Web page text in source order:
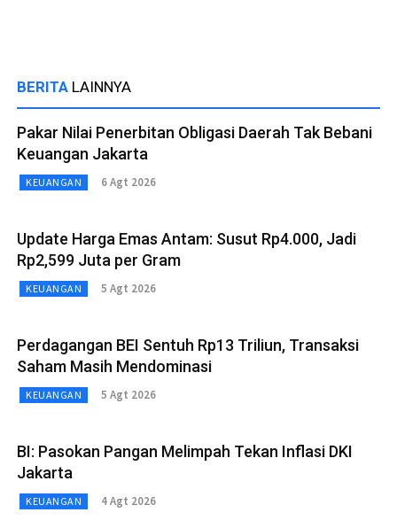
BERITA LAINNYA
Pakar Nilai Penerbitan Obligasi Daerah Tak Bebani
Keuangan Jakarta
KEUANGAN 6 Agt 2026
Update Harga Emas Antam: Susut Rp4.000, Jadi
Rp2,599 Juta per Gram
KEUANGAN 5 Agt 2026
Perdagangan BEI Sentuh Rp13 Triliun, Transaksi
Saham Masih Mendominasi
KEUANGAN 5 Agt 2026
BI: Pasokan Pangan Melimpah Tekan Inflasi DKI
Jakarta
KEUANGAN 4 Agt 2026